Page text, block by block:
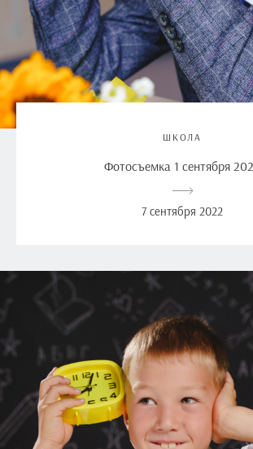
ШКОЛА
Фотосъемка 1 сентября
7 сентября 2022